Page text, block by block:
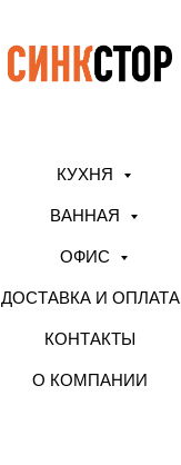
КУХНЯ
ВАННАЯ
ОФИС
ДОСТАВКА И ОПЛАТА
КОНТАКТЫ
О КОМПАНИИ